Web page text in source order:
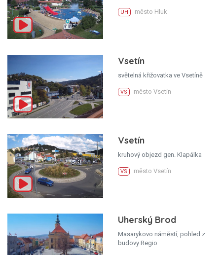
UH město Hluk
Vsetín
světelná křižovatka ve Vsetíně
VS město Vsetín
Vsetín
kruhový objezd gen. Klapálka
VS město Vsetín
Uherský Brod
Masarykovo náměstí, pohled z
budovy Regio